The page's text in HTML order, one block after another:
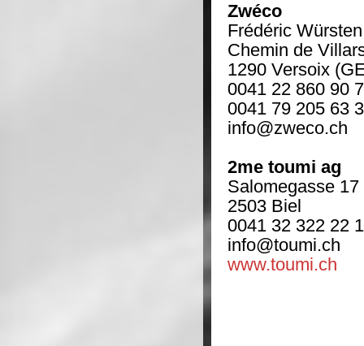
Zwéco
Frédéric Würsten
Chemin de
1290 Versoix
0041 22 860 90
0041 79 205 63
info@zweco.ch
2me toumi ag
Salomegasse 17
2503 Biel
0041 32 322 22
info@toumi.ch
www.toumi.ch